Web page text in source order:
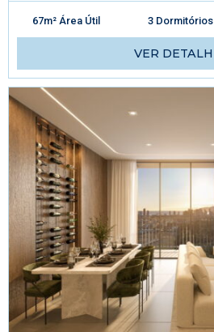
67m² Área Útil 3 Dormitórios
VER